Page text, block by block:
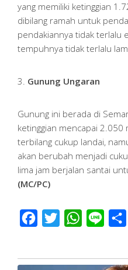
yang memiliki ketinggian
dibilang ramah untuk
pendakiannya tidak terlalu
tempuhnya tidak terlalu
3. Gunung Ungaran
Gunung ini berada di
ketinggian mencapai 2.050
terbilang cukup landai,
akan berubah menjadi
lima jam berjalan santai
(MC/PC)
Facebook
Twitter WhatsApp
Line